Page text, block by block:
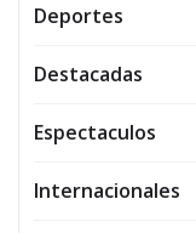
Deportes
Destacadas
Espectaculos
Internacionales